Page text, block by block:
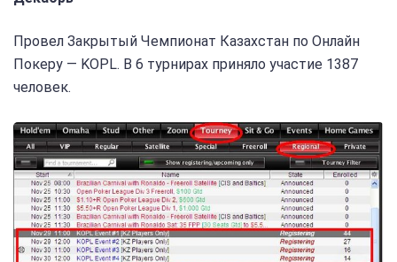
Провел Закрытый Чемпионат Казахстан по Онлайн
Покеру — KOPL. В 6 турнирах приняло участие 1387
человек.